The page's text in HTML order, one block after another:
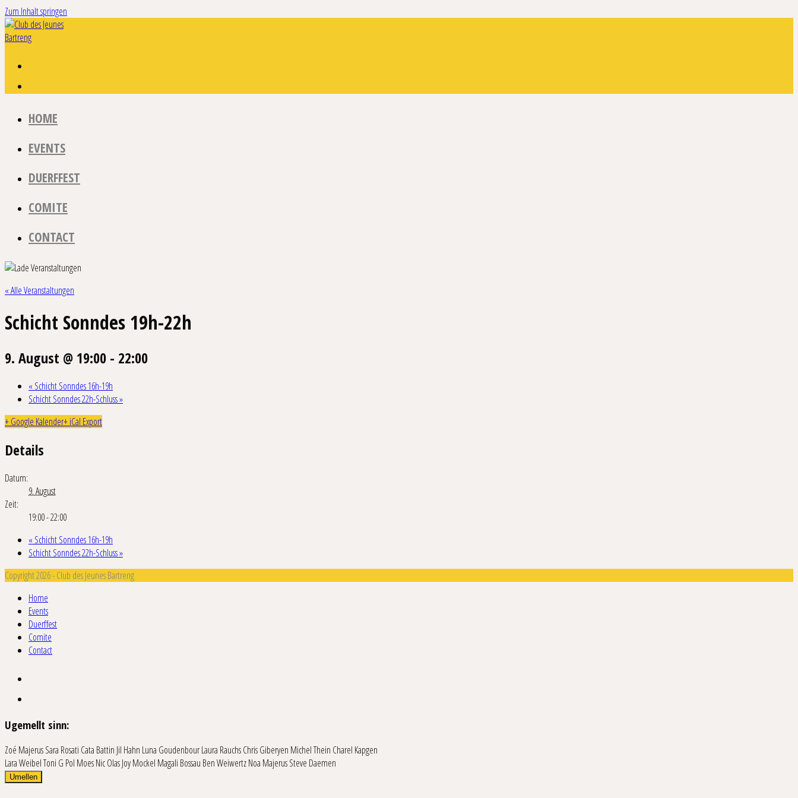
Zum Inhalt springen
HOME
EVENTS
DUERFFEST
COMITE
CONTACT
« Alle Veranstaltungen
Schicht Sonndes 19h-22h
9. August @ 19:00 - 22:00
« Schicht Sonndes 16h-19h
Schicht Sonndes 22h-Schluss»
+ Google Kalender+ iCal Export
Details
Datum:
9. August
Zeit:
19:00 - 22:00
« Schicht Sonndes 16h-19h
Schicht Sonndes 22h-Schluss»
Copyright 2026 - Club des Jeunes Bartreng
Home
Events
Duerffest
Comite
Contact
Ugemellt sinn:
Zoé MajerusSara Rosati Cata Battin Jil Hahn Luna GoudenbourLaura RauchsChris Giberyen Michel Thein Charel Kapgen
Lara WeibelToni G Pol MoesNic OlasJoy Mockel Magali Bossau Ben WeiwertzNoa MajerusSteve Daemen
Umellen